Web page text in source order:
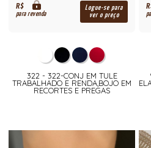
R$
para revenda
Logue-se para
ver o preço
322 - 322-CONJ EM TULE
TRABALHADO E RENDA,BOJO EM
RECORTES E PREGAS